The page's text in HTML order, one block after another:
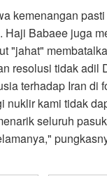
kemenangan
Haji Babaee juga
"jahat"
resolusi tidak adil
terhadap Iran di
nuklir kami tidak
seluruh